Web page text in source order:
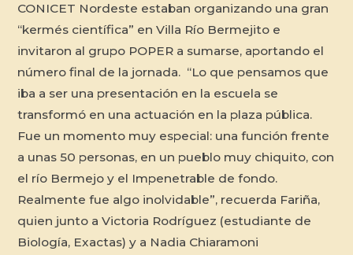
CONICET Nordeste estaban organizando una gran
“kermés científica” en Villa Río Bermejito e
invitaron al grupo POPER a sumarse, aportando el
número final de la jornada. “Lo que pensamos que
iba a ser una presentación en la escuela se
transformó en una actuación en la plaza pública.
Fue un momento muy especial: una función frente
a unas 50 personas, en un pueblo muy chiquito, con
el río Bermejo y el Impenetrable de fondo.
Realmente fue algo inolvidable”, recuerda Fariña,
quien junto a Victoria Rodríguez (estudiante de
Biología, Exactas) y a Nadia Chiaramoni